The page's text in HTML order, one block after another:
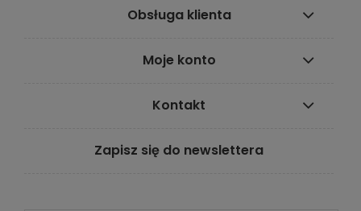
Obsługa klienta
Moje konto
Kontakt
Zapisz się do newslettera